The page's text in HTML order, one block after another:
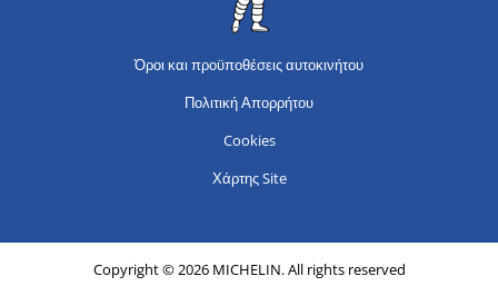
Όροι και προϋποθέσεις αυτοκινήτου
Πολιτική Απορρήτου
Cookies
Χάρτης Site
Copyright © 2026 MICHELIN. All rights reserved